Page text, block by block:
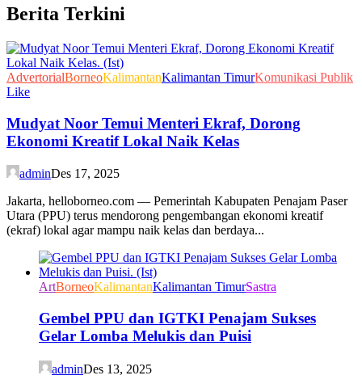
Berita Terkini
AdvertorialBorneoKalimantanKalimantan TimurKomunikasi Publik
Like
Mudyat Noor Temui Menteri Ekraf, Dorong
Ekonomi Kreatif Lokal Naik Kelas
adminDes 17, 2025
Jakarta, helloborneo.com — Pemerintah Kabupaten Penajam Paser
Utara (PPU) terus mendorong pengembangan ekonomi kreatif
(ekraf) lokal agar mampu naik kelas dan berdaya...
ArtBorneoKalimantanKalimantan TimurSastra
Gembel PPU dan IGTKI Penajam Sukses
Gelar Lomba Melukis dan Puisi
adminDes 13, 2025